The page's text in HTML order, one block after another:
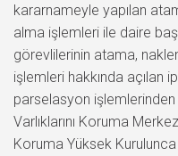
kararnameyle yapılan
alma işlemleri ile daire
görevlilerinin atama,
işlemleri hakkında açılan
parselasyon
Varlıklarını Koruma
Koruma Yüksek